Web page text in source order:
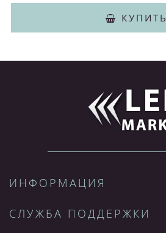
КУПИТЬ
ИНФОРМАЦИЯ
СЛУЖБА ПОДДЕРЖКИ